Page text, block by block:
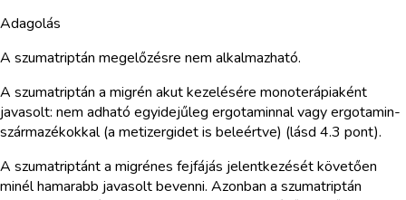
Adagolás
A szumatriptán megelőzésre nem alkalmazható.
A szumatriptán a migrén akut kezelésére monoterápiaként
javasolt: nem adható egyidejűleg ergotaminnal vagy ergotamin-
származékokkal (a metizergidet is beleértve) (lásd 4.3 pont).
A szumatriptánt a migrénes fejfájás jelentkezését követően
minél hamarabb javasolt bevenni. Azonban a szumatriptán